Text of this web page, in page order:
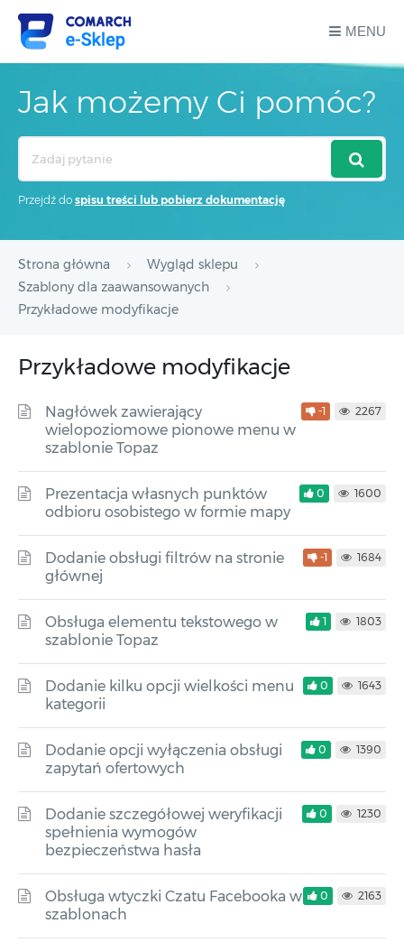
MENU
Jak możemy Ci pomóc?
Przejdź do spisu treści lub pobierz dokumentację
Strona główna
Wygląd sklepu
Szablony dla zaawansowanych
Przykładowe modyfikacje
Przykładowe modyfikacje
Nagłówek zawierający
wielopoziomowe pionowe menu w
szablonie Topaz
-1 2267
Prezentacja własnych punktów
odbioru osobistego w formie mapy
0 1600
Dodanie obsługi filtrów na stronie
głównej
-1 1684
Obsługa elementu tekstowego w
szablonie Topaz
1 1803
Dodanie kilku opcji wielkości menu
kategorii
0 1643
Dodanie opcji wyłączenia obsługi
zapytań ofertowych
0 1390
Dodanie szczegółowej weryfikacji
spełnienia wymogów
bezpieczeństwa hasła
0 1230
Obsługa wtyczki Czatu Facebooka w
szablonach
0 2163